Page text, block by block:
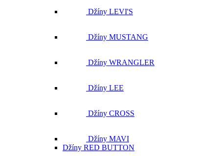
Džíny LEVI'S
Džíny MUSTANG
Džíny WRANGLER
Džíny LEE
Džíny CROSS
Džíny MAVI
Džíny RED BUTTON